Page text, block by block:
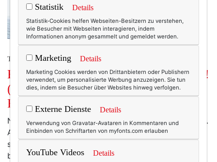
TEXTERELLA LIEBT MODE.
Bunt bunt bunt sind alle meine Kleider!
(Oder: Die Sache mit der
Farbberatung)
Nun bin ich ja ohnehin eine Frau, die gerne Farbe trägt.
Aber dieses Jahr toppt alles: Meine Garderobe scheint
seit Monaten nur aus Pink, Rot oder Orange zu
bestehen – gerne auch in Kombination. Eine
Statistik Details
Statistik-Cookies helfen Webseiten-Besitzern zu verstehen,
wie Besucher mit Webseiten interagieren, indem
Informationen anonym gesammelt und gemeldet werden.
Marketing Details
Marketing Cookies werden von Drittanbietern oder Publishern
verwendet, um personalisierte Werbung anzuzeigen. Sie tun
dies, indem sie Besucher über Websites hinweg verfolgen.
Externe Dienste Details
Verwendung von Gravatar-Avataren in Kommentaren und
Einbinden von Schriftarten von myfonts.com erlauben
YouTube Videos Details